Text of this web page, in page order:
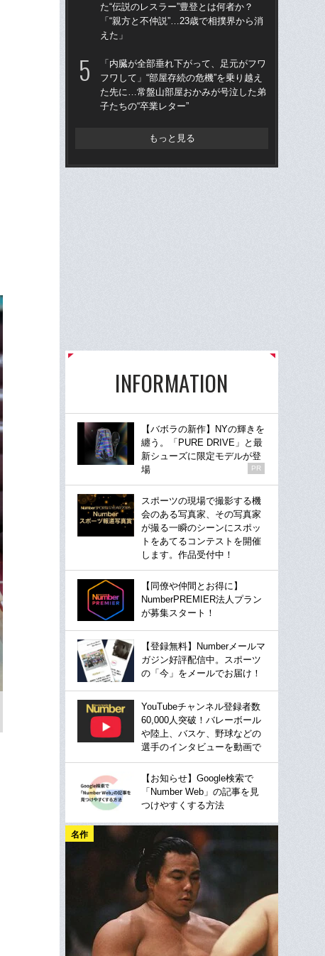
た“伝説のレスラー”豊登とは何者か？
「“親方と不仲説”…23歳で相撲界から消
えた」
「内臓が全部垂れ下がって、足元がフワ
フワして」“部屋存続の危機”を乗り越え
た先に…常盤山部屋おかみが号泣した弟
子たちの“卒業レター”
もっと見る
INFORMATION
【バボラの新作】NYの輝きを
纏う。「PURE DRIVE」と最
新シューズに限定モデルが登
場
PR
スポーツの現場で撮影する機
会のある写真家、その写真家
が撮る一瞬のシーンにスポッ
トをあてるコンテストを開催
します。作品受付中！
【同僚や仲間とお得に】
NumberPREMIER法人プラン
が募集スタート！
【登録無料】Numberメールマ
ガジン好評配信中。スポーツ
の「今」をメールでお届け！
YouTubeチャンネル登録者数
60,000人突破！バレーボール
や陸上、バスケ、野球などの
選手のインタビューを動画で
【お知らせ】Google検索で
「Number Web」の記事を見
つけやすくする方法
名作